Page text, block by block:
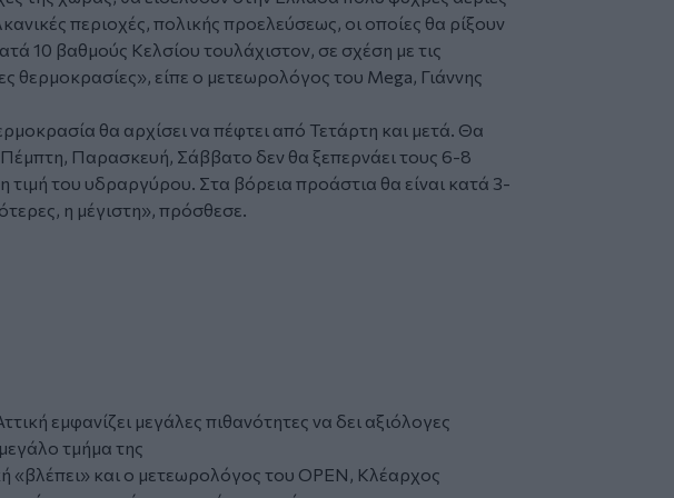
περιοχές, πολικής προελεύσεως, οι οποίες θα ρίξουν
10 βαθμούς Κελσίου τουλάχιστον, σε σχέση με τις
θερμοκρασίες», είπε ο μετεωρολόγος του Mega, Γιάννης
θα αρχίσει να πέφτει από Τετάρτη και μετά. Θα
Πέμπτη, Παρασκευή, Σάββατο δεν θα ξεπερνάει τους 6-8
τιμή του υδραργύρου. Στα βόρεια προάστια θα είναι κατά 3-
η μέγιστη», πρόσθεσε.
εμφανίζει μεγάλες πιθανότητες να δει αξιόλογες
τμήμα της
«βλέπει» και ο μετεωρολόγος του OPEN, Κλέαρχος